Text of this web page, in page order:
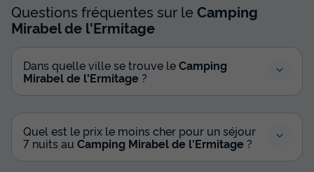
Questions fréquentes sur leCamping
Mirabel de l'Ermitage
Dans quelle ville se trouve leCamping
Mirabel de l'Ermitage ?
Quel est le prix le moins cher pour un séjour
7 nuits au Camping Mirabel de l'Ermitage ?